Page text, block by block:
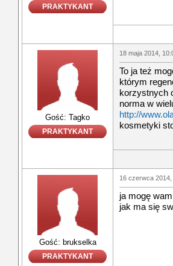
PRAKTYKANT
Gość: Tagko
PRAKTYKANT
18 maja 2014,
To ja też
którym
korzystnych
norma w
http://
kosmetyki
Gość: brukselka
PRAKTYKANT
16 czerwca 2014,
ja mogę
jak ma się